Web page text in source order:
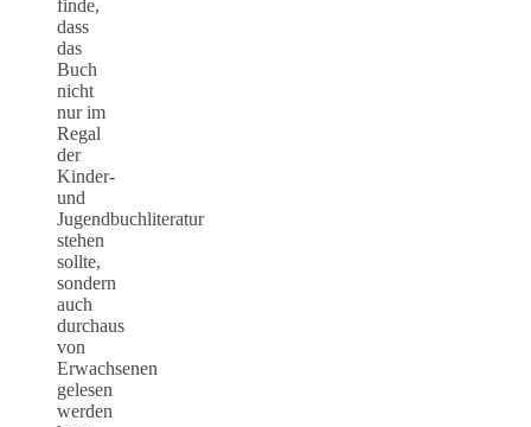
finde,
dass
das
Buch
nicht
nur im
Regal
der
Kinder-
und
Jugendbuchliteratur
stehen
sollte,
sondern
auch
durchaus
von
Erwachsenen
gelesen
werden